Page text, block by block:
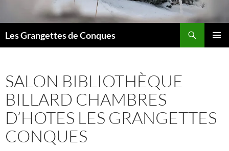
Les Grangettes de Conques
SALON BIBLIOTHÈQUE
BILLARD CHAMBRES
D’HOTES LES GRANGETTES
CONQUES